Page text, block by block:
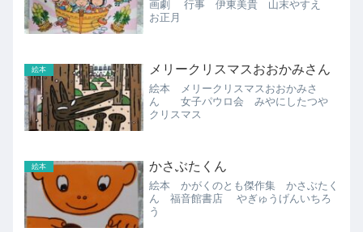
画劇 行事 伊東美貴 山末やすえ
お正月
絵本 メリークリスマスおおかみさん
絵本 メリークリスマスおおかみさ
ん 女子パウロ会 みやにしたつや
クリスマス
絵本 かさぶたくん
絵本 かがくのとも傑作集 かさぶたく
ん 福音館書店 やぎゅうげんいちろ
う